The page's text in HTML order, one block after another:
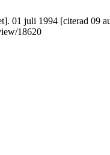
01 juli 1994 [citerad 09
18620